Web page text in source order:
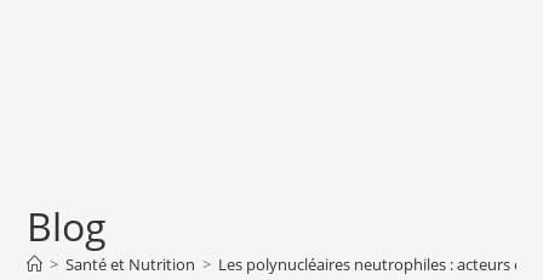
Blog
> Santé et Nutrition > Les polynucléaires neutrophiles : acteurs